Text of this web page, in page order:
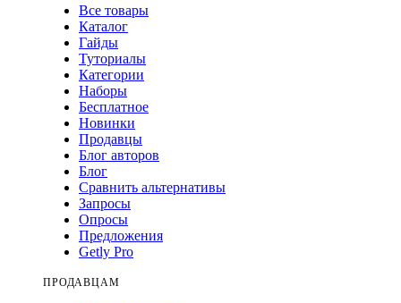
Все товары
Каталог
Гайды
Туториалы
Категории
Наборы
Бесплатное
Новинки
Продавцы
Блог авторов
Блог
Сравнить альтернативы
Запросы
Опросы
Предложения
Getly Pro
ПРОДАВЦАМ